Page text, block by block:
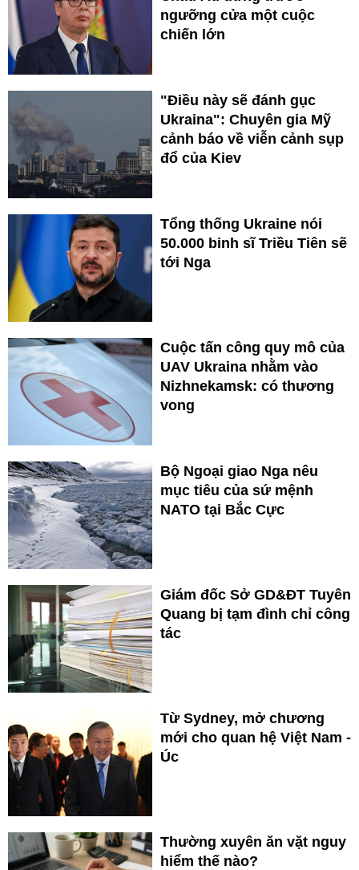
ngưỡng cửa một cuộc
chiến lớn
"Điều này sẽ đánh gục
Ukraina": Chuyên gia Mỹ
cảnh báo về viễn cảnh sụp
đổ của Kiev
Tổng thống Ukraine nói
50.000 binh sĩ Triều Tiên sẽ
tới Nga
Cuộc tấn công quy mô của
UAV Ukraina nhằm vào
Nizhnekamsk: có thương
vong
Bộ Ngoại giao Nga nêu
mục tiêu của sứ mệnh
NATO tại Bắc Cực
Giám đốc Sở GD&ĐT Tuyên
Quang bị tạm đình chỉ công
tác
Từ Sydney, mở chương
mới cho quan hệ Việt Nam -
Úc
Thường xuyên ăn vặt nguy
hiểm thế nào?